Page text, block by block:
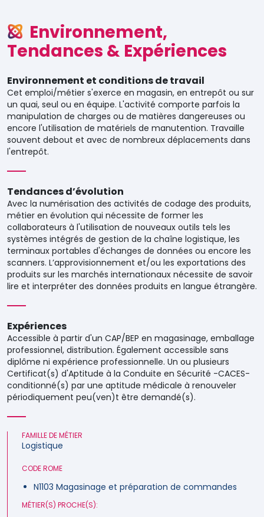
Environnement,
Tendances & Expériences
Environnement et conditions de travail
Cet emploi/métier s'exerce en magasin, en entrepôt ou sur
un quai, seul ou en équipe. L'activité comporte parfois la
manipulation de charges ou de matières dangereuses ou
encore l'utilisation de matériels de manutention. Travaille
souvent debout et avec de nombreux déplacements dans
l'entrepôt.
Tendances d’évolution
Avec la numérisation des activités de codage des produits,
métier en évolution qui nécessite de former les
collaborateurs à l'utilisation de nouveaux outils tels les
systèmes intégrés de gestion de la chaîne logistique, les
terminaux portables d'échanges de données ou encore les
scanners. L’approvisionnement et/ou les exportations des
produits sur les marchés internationaux nécessite de savoir
lire et interpréter des données produits en langue étrangère.
Expériences
Accessible à partir d'un CAP/BEP en magasinage, emballage
professionnel, distribution. Également accessible sans
diplôme ni expérience professionnelle. Un ou plusieurs
Certificat(s) d'Aptitude à la Conduite en Sécurité -CACES-
conditionné(s) par une aptitude médicale à renouveler
périodiquement peu(ven)t être demandé(s).
FAMILLE DE MÉTIER
Logistique
CODE ROME
N1103 Magasinage et préparation de commandes
MÉTIER(S) PROCHE(S):